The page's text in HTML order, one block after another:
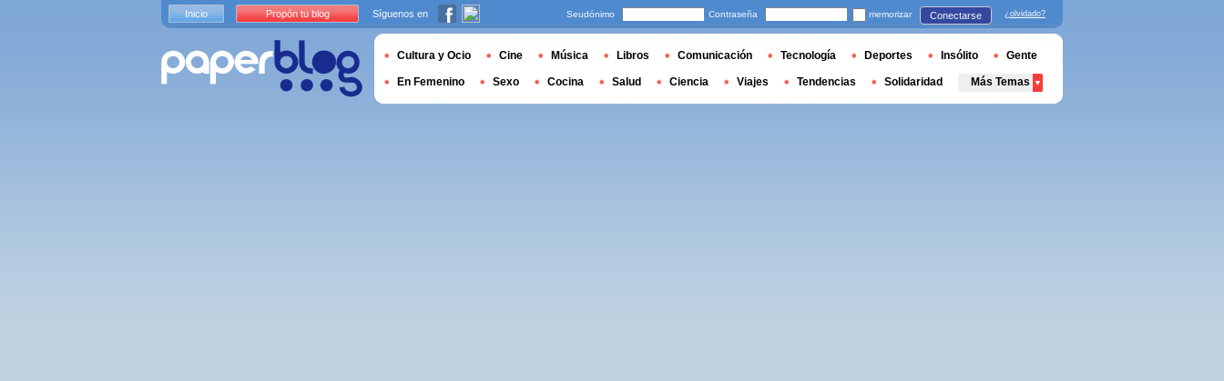
Inicio Propón tu blog Síguenos en Seudónimo Contraseña memorizar Conectarse ¿olvidado?
Cultura y Ocio Cine Música Libros Comunicación Tecnología Deportes Insólito Gente
En Femenino Sexo Cocina Salud Ciencia Viajes Tendencias Solidaridad Más Temas